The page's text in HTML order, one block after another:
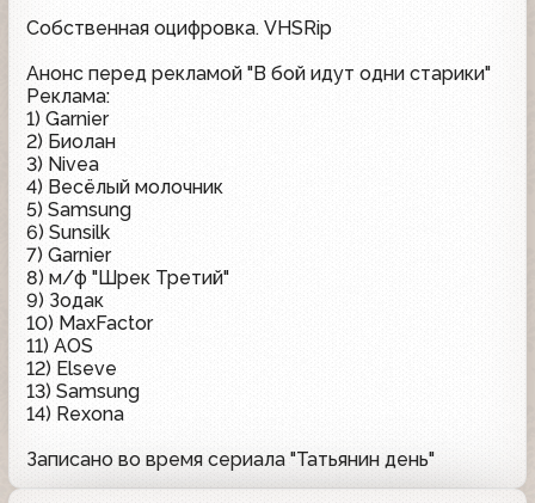
Собственная оцифровка. VHSRip
Анонс перед рекламой "В бой идут одни старики"
Реклама:
1) Garnier
2) Биолан
3) Nivea
4) Весёлый молочник
5) Samsung
6) Sunsilk
7) Garnier
8) м/ф "Шрек Третий"
9) Зодак
10) MaxFactor
11) AOS
12) Elseve
13) Samsung
14) Rexona
Записано во время сериала "Татьянин день"